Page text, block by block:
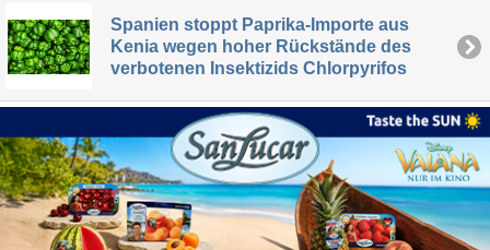
Spanien stoppt Paprika-Importe aus
Kenia wegen hoher Rückstände des
verbotenen Insektizids Chlorpyrifos